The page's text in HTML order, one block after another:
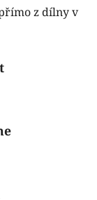
z dílny v